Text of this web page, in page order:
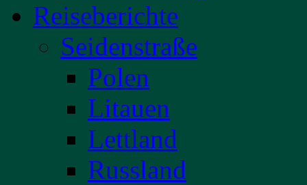
Reiseberichte
Seidenstraße
Polen
Litauen
Lettland
Russland